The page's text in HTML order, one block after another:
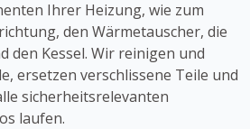
Ihrer Heizung, wie zum
den Wärmetauscher, die
den Kessel. Wir reinigen und
ersetzen verschlissene Teile und
sicherheitsrelevanten
laufen.